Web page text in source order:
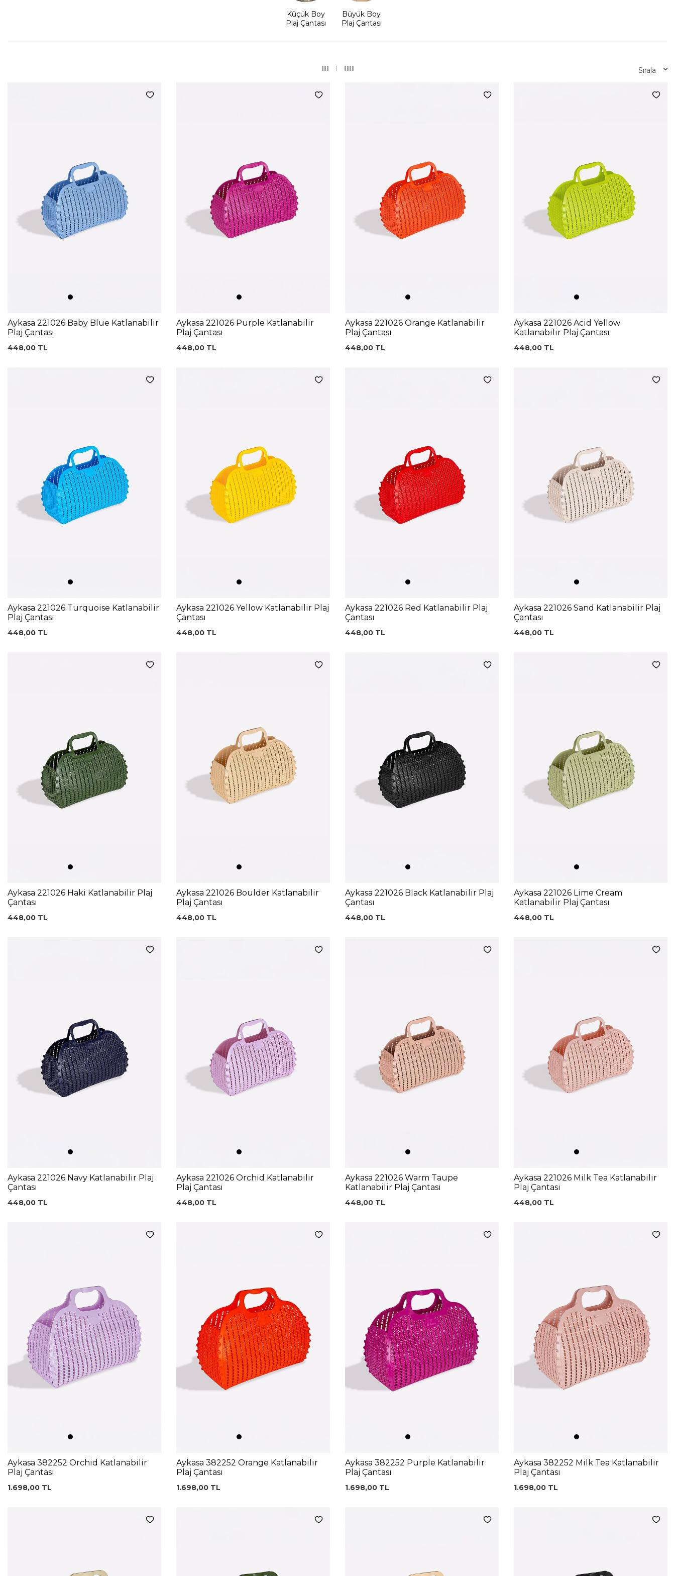
Küçük Boy
Plaj Çantası
Büyük Boy
Plaj Çantası
Sırala
Aykasa 221026 Baby Blue Katlanabilir
Plaj Çantası
448,00 TL
Aykasa 221026 Purple Katlanabilir
Plaj Çantası
448,00 TL
Aykasa 221026 Orange Katlanabilir
Plaj Çantası
448,00 TL
Aykasa 221026 Acid Yellow
Katlanabilir Plaj Çantası
448,00 TL
Aykasa 221026 Turquoise Katlanabilir
Plaj Çantası
448,00 TL
Aykasa 221026 Yellow Katlanabilir Plaj
Çantası
448,00 TL
Aykasa 221026 Red Katlanabilir Plaj
Çantası
448,00 TL
Aykasa 221026 Sand Katlanabilir Plaj
Çantası
448,00 TL
Aykasa 221026 Haki Katlanabilir Plaj
Çantası
448,00 TL
Aykasa 221026 Boulder Katlanabilir
Plaj Çantası
448,00 TL
Aykasa 221026 Black Katlanabilir Plaj
Çantası
448,00 TL
Aykasa 221026 Lime Cream
Katlanabilir Plaj Çantası
448,00 TL
Aykasa 221026 Navy Katlanabilir Plaj
Çantası
448,00 TL
Aykasa 221026 Orchid Katlanabilir
Plaj Çantası
448,00 TL
Aykasa 221026 Warm Taupe
Katlanabilir Plaj Çantası
448,00 TL
Aykasa 221026 Milk Tea Katlanabilir
Plaj Çantası
448,00 TL
Aykasa 382252 Orchid Katlanabilir
Plaj Çantası
1.698,00 TL
Aykasa 382252 Orange Katlanabilir
Plaj Çantası
1.698,00 TL
Aykasa 382252 Purple Katlanabilir
Plaj Çantası
1.698,00 TL
Aykasa 382252 Milk Tea Katlanabilir
Plaj Çantası
1.698,00 TL